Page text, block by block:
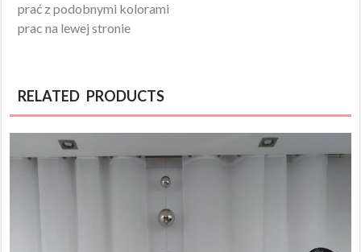
prać z podobnymi kolorami
prac na lewej stronie
RELATED PRODUCTS